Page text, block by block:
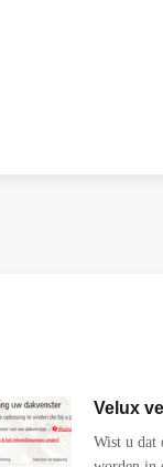
Velux
Wist u dat